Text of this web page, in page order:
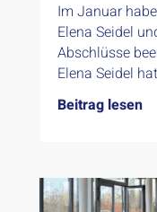
Im Januar
Elena Seidel
Abschlüsse
Elena Seidel
Beitrag lesen